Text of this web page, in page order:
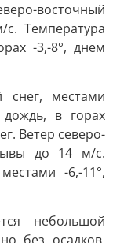
восточный
Температура
-3,-8°, днем
местами
в горах
Ветер северо-
до 14 м/с.
-6,-11°,
небольшой